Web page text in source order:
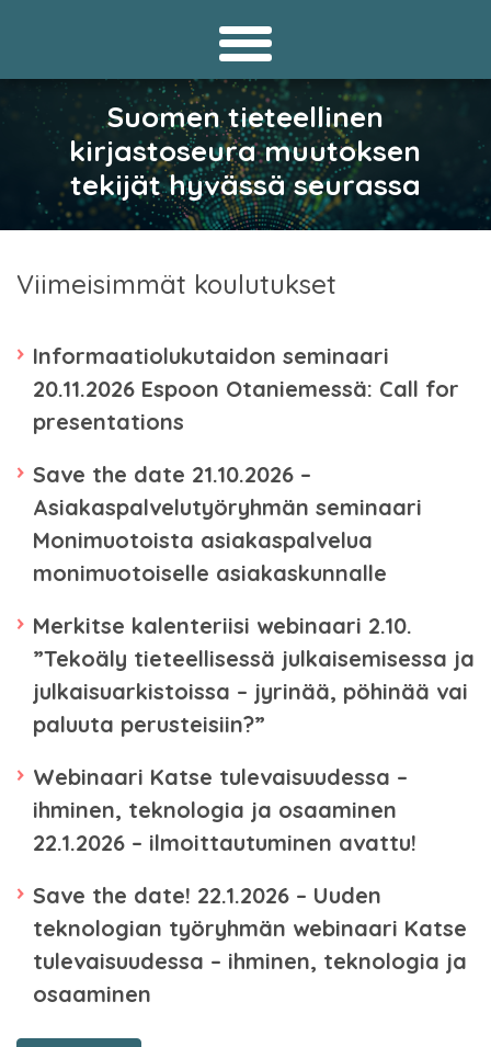
Suomen tieteellinen
kirjastoseura muutoksen
tekijät hyvässä seurassa
Viimeisimmät koulutukset
Informaatiolukutaidon seminaari
20.11.2026 Espoon Otaniemessä: Call for
presentations
Save the date 21.10.2026 –
Asiakaspalvelutyöryhmän seminaari
Monimuotoista asiakaspalvelua
monimuotoiselle asiakaskunnalle
Merkitse kalenteriisi webinaari 2.10.
”Tekoäly tieteellisessä julkaisemisessa ja
julkaisuarkistoissa – jyrinää, pöhinää vai
paluuta perusteisiin?”
Webinaari Katse tulevaisuudessa –
ihminen, teknologia ja osaaminen
22.1.2026 – ilmoittautuminen avattu!
Save the date! 22.1.2026 – Uuden
teknologian työryhmän webinaari Katse
tulevaisuudessa – ihminen, teknologia ja
osaaminen